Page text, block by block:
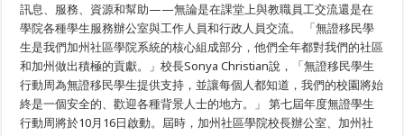
訊息、服務、資源和幫助——無論是在課堂上與教職員工交流還是在
學院各種學生服務辦公室與工作人員和行政人員交流。 「無證移民學
生是我們加州社區學院系統的核心組成部分，他們全年都對我們的社區
和加州做出積極的貢獻。」校長Sonya Christian說，「無證移民學生
行動周為無證移民學生提供支持，並讓每個人都知道，我們的校園將始
終是一個安全的、歡迎各種背景人士的地方。」 第七屆年度無證學生
行動周將於10月16日啟動。屆時，加州社區學院校長辦公室、加州社